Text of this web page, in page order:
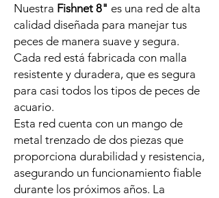
Nuestra Fishnet 8" es una red de alta
calidad diseñada para manejar tus
peces de manera suave y segura.
Cada red está fabricada con malla
resistente y duradera, que es segura
para casi todos los tipos de peces de
acuario.
Esta red cuenta con un mango de
metal trenzado de dos piezas que
proporciona durabilidad y resistencia,
asegurando un funcionamiento fiable
durante los próximos años. La